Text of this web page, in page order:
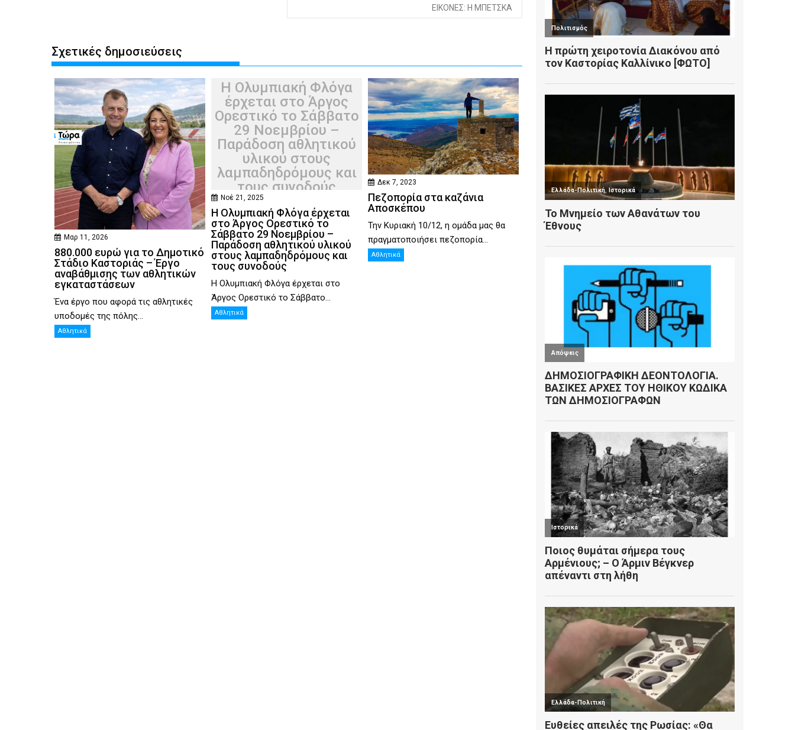
ΕΙΚΟΝΕΣ: Η ΜΠΕΤΣΚΑ
Σχετικές δημοσιεύσεις
Μαρ 11, 2026
880.000 ευρώ για το Δημοτικό
Στάδιο Καστοριάς – Έργο
αναβάθμισης των αθλητικών
εγκαταστάσεων
Ένα έργο που αφορά τις αθλητικές
υποδομές της πόλης...
Αθλητικά
Η Ολυμπιακή Φλόγα
έρχεται στο Άργος
Ορεστικό το Σάββατο
29 Νοεμβρίου –
Παράδοση αθλητικού
υλικού στους
λαμπαδηδρόμους και
τους συνοδούς
Νοέ 21, 2025
Η Ολυμπιακή Φλόγα έρχεται
στο Άργος Ορεστικό το
Σάββατο 29 Νοεμβρίου –
Παράδοση αθλητικού υλικού
στους λαμπαδηδρόμους και
τους συνοδούς
Η Ολυμπιακή Φλόγα έρχεται στο
Άργος Ορεστικό το Σάββατο...
Αθλητικά
Δεκ 7, 2023
Πεζοπορία στα καζάνια
Αποσκέπου
Την Κυριακή 10/12, η ομάδα μας θα
πραγματοποιήσει πεζοπορία...
Αθλητικά